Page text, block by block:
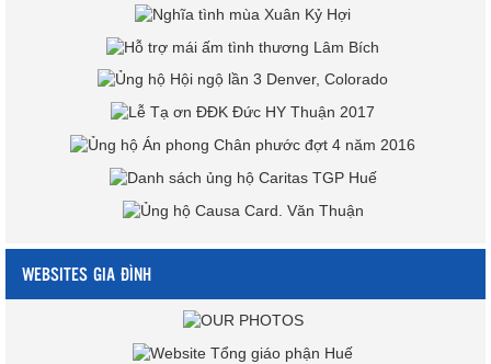
WEBSITES GIA ĐÌNH